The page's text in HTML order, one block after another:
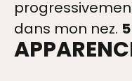
dans mon nez.